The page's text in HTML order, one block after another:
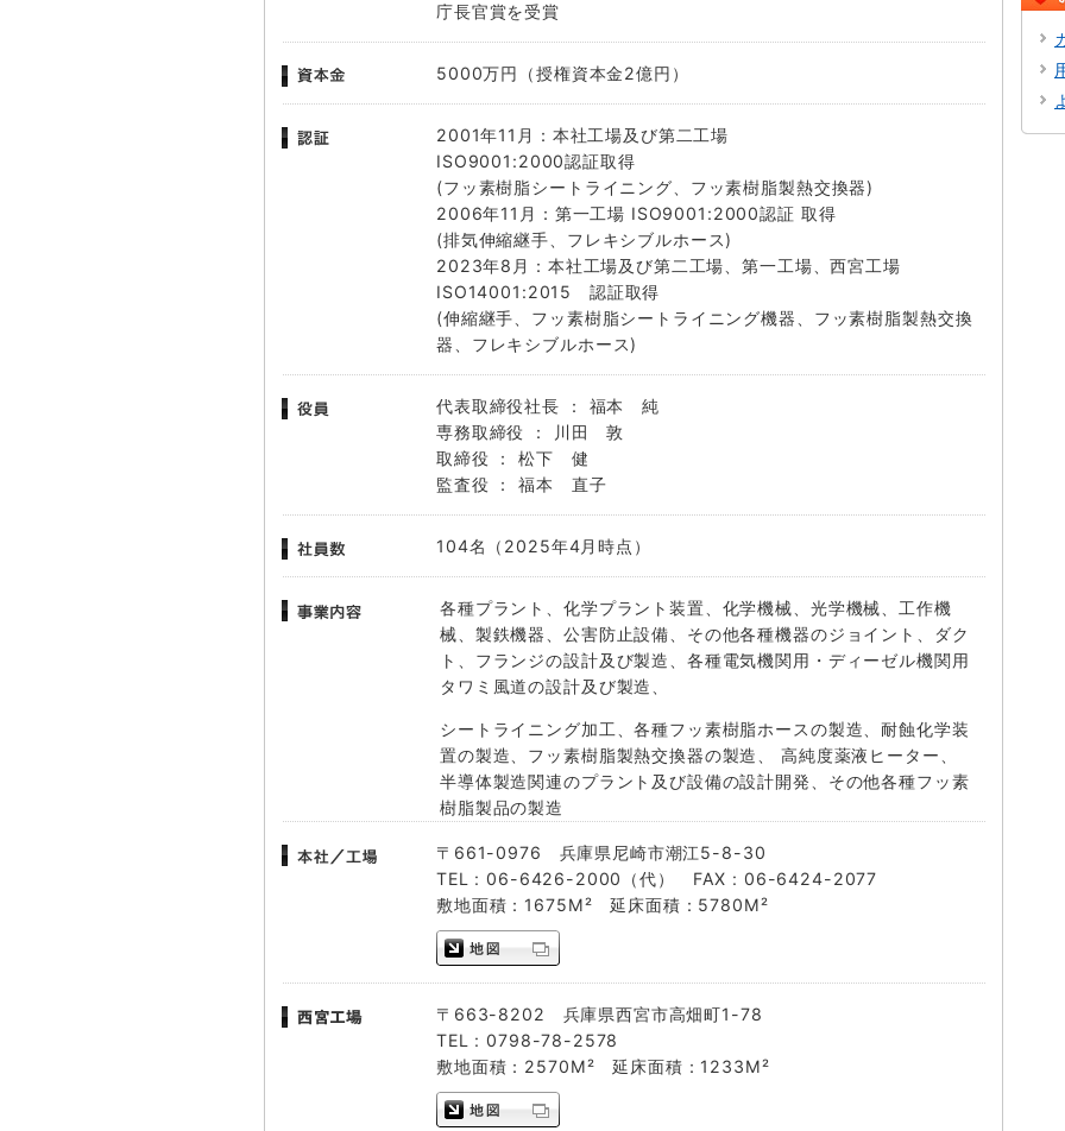
庁長官賞を受賞
5000万円（授権資本金2億円）
2001年11月：本社工場及び第二工場
ISO9001:2000認証取得
(フッ素樹脂シートライニング、フッ素樹脂製熱交換器)
2006年11月：第一工場 ISO9001:2000認証 取得
(排気伸縮継手、フレキシブルホース)
2023年8月：本社工場及び第二工場、第一工場、西宮工場
ISO14001:2015 認証取得
(伸縮継手、フッ素樹脂シートライニング機器、フッ素樹脂製熱交換
器、フレキシブルホース)
代表取締役社長 ： 福本 純
専務取締役 ： 川田 敦
取締役 ： 松下 健
監査役 ： 福本 直子
104名（2025年4月時点）
各種プラント、化学プラント装置、化学機械、光学機械、工作機
械、製鉄機器、公害防止設備、その他各種機器のジョイント、ダク
ト、フランジの設計及び製造、各種電気機関用・ディーゼル機関用
タワミ風道の設計及び製造、
シートライニング加工、各種フッ素樹脂ホースの製造、耐蝕化学装
置の製造、フッ素樹脂製熱交換器の製造、 高純度薬液ヒーター、
半導体製造関連のプラント及び設備の設計開発、その他各種フッ素
樹脂製品の製造
〒661-0976 兵庫県尼崎市潮江5-8-30
TEL : 06-6426-2000（代） FAX : 06-6424-2077
敷地面積：1675M² 延床面積：5780M²
〒663-8202 兵庫県西宮市高畑町1-78
TEL : 0798-78-2578
敷地面積：2570M² 延床面積：1233M²